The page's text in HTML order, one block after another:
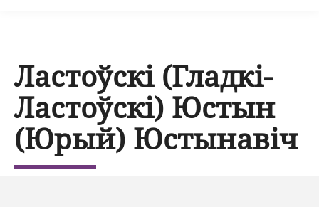
Ластоўскі (Гладкі-
Ластоўскі) Юстын
(Юрый) Юстынавіч